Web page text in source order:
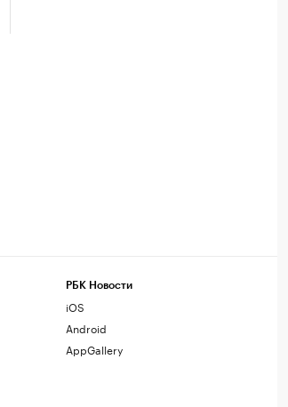
РБК Новости
iOS
Android
AppGallery